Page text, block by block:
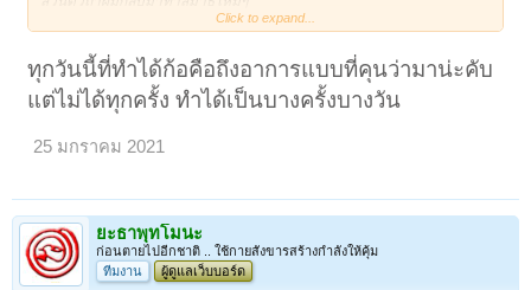
หลังจากทิ้งมานาน ผมจะใช้อุบายนับเอาครับ
ลมหายใจเข้า "พุท" หายใจออก "โธ2"
3,4,5...จนถึง20
แล้วย้อนกลับ "พุทโธ19" 18,17,16... จนถึง 0
จะเริ่มเหมือนลืมคำภาวนา ก็ให้ปล่อยคำภาวนา
จนเวทนาปวดเมื่อยทางกายหายไป ตัวเหมือนหาย
มาดูที่ลมหายใจก็เหมือนกับไม่มีลมหายใจ
ตรงนี้สติชัด แต่ยังเหมือนมีหมอกจางๆอยู่
Click to expand...
ทุกวันนี้ที่ทำได้ก้อคือถึงอาการแบบที่คุนว่ามาน่ะคับ
แต่ไม่ได้ทุกครั้ง ทำได้เป็นบางครั้งบางวัน
25 มกราคม 2021
ยะธาพุทโมนะ
ก่อนตายไปอีกชาติ .. ใช้กายสังขารสร้างกำลังให้คุ้ม
ทีมงาน
ผู้ดูแลเว็บบอร์ด